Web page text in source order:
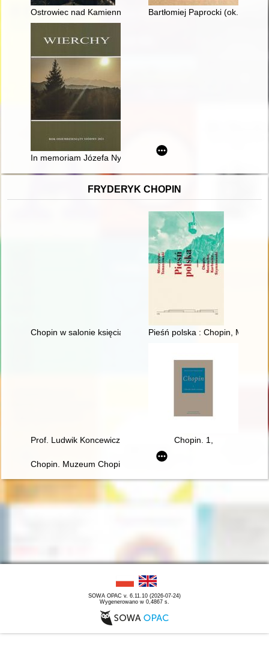
Ostrowiec nad Kamienną w okresie niewoli narodowej
Bartłomiej Paprocki (ok.
In memoriam Józefa Nyki
FRYDERYK CHOPIN
Chopin w salonie księcia Antoniego Radziwiłła". Nowe
Pieśń polska : Chopin,
Prof. Ludwik Koncewicz (1790-1857). Nauczyciel Fryderyka
Chopin. 1,
Chopin. Muzeum Chopina. Chopin Museum
SOWA OPAC v. 6.11.10 (2026-07-24)
Wygenerowano w 0,4867 s.